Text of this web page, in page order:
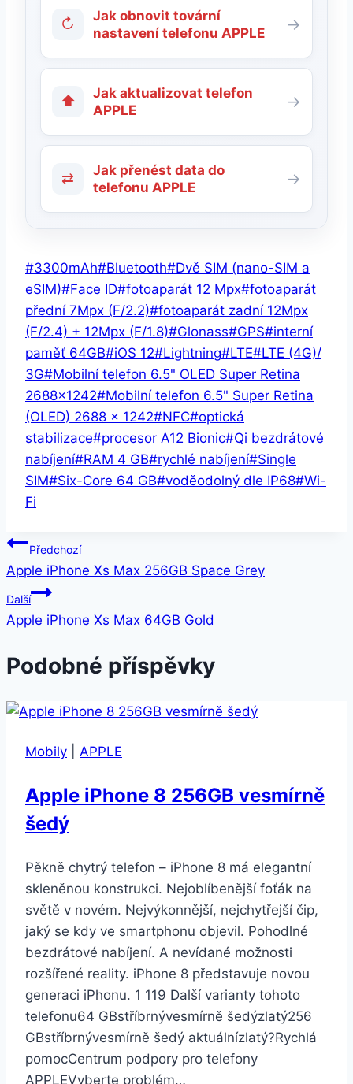
↻
Jak obnovit tovární
nastavení telefonu APPLE
→
⬆
Jak aktualizovat telefon
APPLE
→
⇄
Jak přenést data do
telefonu APPLE
→
Štítky
příspěvků:
#3300mAh#Bluetooth#Dvě SIM (nano-SIM a
eSIM)#Face ID#fotoaparát 12 Mpx#fotoaparát
přední 7Mpx (F/2.2)#fotoaparát zadní 12Mpx
(F/2.4) + 12Mpx (F/1.8)#Glonass#GPS#interní
paměť 64GB#iOS 12#Lightning#LTE#LTE (4G)/
3G#Mobilní telefon 6.5" OLED Super Retina
2688x1242#Mobilní telefon 6.5" Super Retina
(OLED) 2688 x 1242#NFC#optická
stabilizace#procesor A12 Bionic#Qi bezdrátové
nabíjení#RAM 4 GB#rychlé nabíjení#Single
SIM#Six-Core 64 GB#voděodolný dle IP68#Wi-
Fi
Navigace
pro
příspěvek
Předchozí
Apple iPhone Xs Max 256GB Space Grey
Další
Apple iPhone Xs Max 64GB Gold
Podobné příspěvky
Mobily APPLE
Apple iPhone 8 256GB vesmírně
šedý
Pěkně chytrý telefon – iPhone 8 má elegantní
skleněnou konstrukci. Nejoblíbenější foťák na
světě v novém. Nejvýkonnější, nejchytřejší čip,
jaký se kdy ve smartphonu objevil. Pohodlné
bezdrátové nabíjení. A nevídané možnosti
rozšířené reality. iPhone 8 představuje novou
generaci iPhonu. 1 119 Další varianty tohoto
telefonu64 GBstříbrnývesmírně šedýzlatý256
GBstříbrnývesmírně šedý aktuálnízlatý?Rychlá
pomocCentrum podpory pro telefony
APPLEVyberte problém…